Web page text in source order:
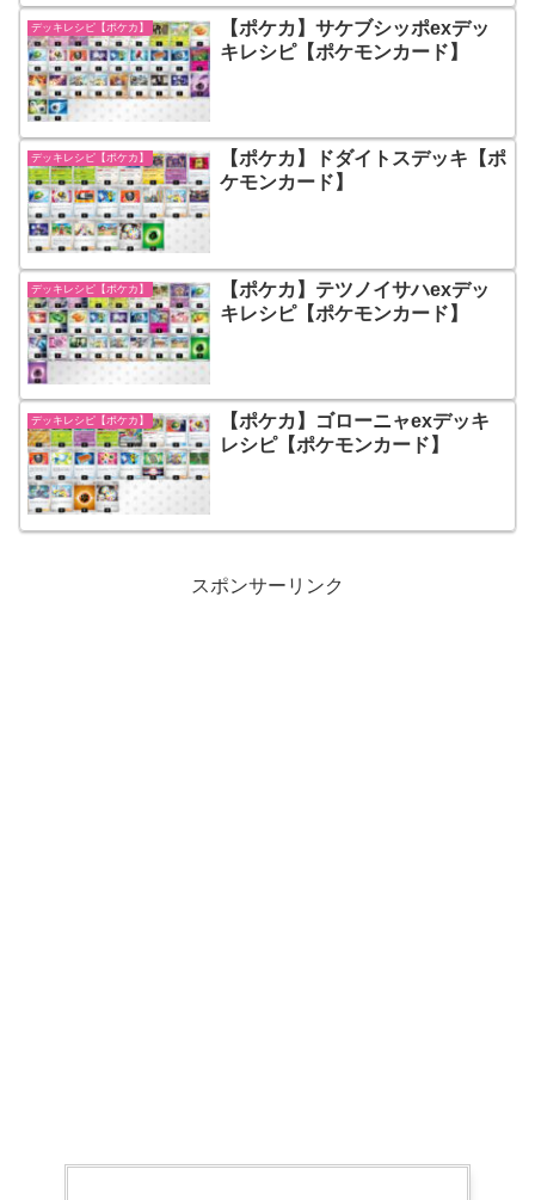
デッキレシピ【ポケカ】
【ポケカ】サケブシッポexデッ
キレシピ【ポケモンカード】
デッキレシピ【ポケカ】
【ポケカ】ドダイトスデッキ【ポ
ケモンカード】
デッキレシピ【ポケカ】
【ポケカ】テツノイサハexデッ
キレシピ【ポケモンカード】
デッキレシピ【ポケカ】
【ポケカ】ゴローニャexデッキ
レシピ【ポケモンカード】
スポンサーリンク